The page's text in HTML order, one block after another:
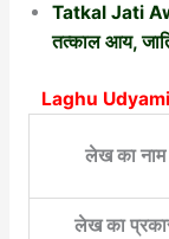
Tatkal Jati
तत्काल आय,
Laghu
लेख का नाम
लेख का